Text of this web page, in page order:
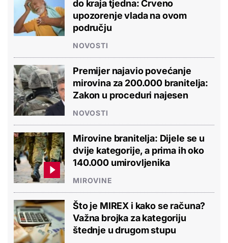
do kraja tjedna: Crveno
upozorenje vlada na ovom
području
NOVOSTI
Premijer najavio povećanje
mirovina za 200.000 branitelja:
Zakon u proceduri najesen
NOVOSTI
Mirovine branitelja: Dijele se u
dvije kategorije, a prima ih oko
140.000 umirovljenika
MIROVINE
Što je MIREX i kako se računa?
Važna brojka za kategoriju
štednje u drugom stupu